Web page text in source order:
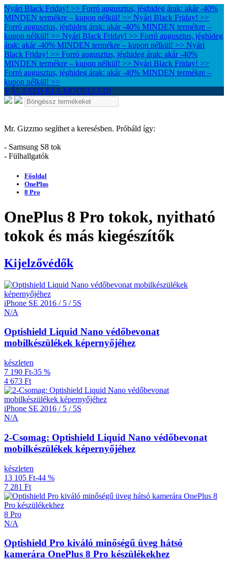
Nyári Black Friday! >> Forró augusztus, jéghideg árak: akár -40%
MINDEN termékre – kupon nélkül! >> Nyári Black Friday! >>
Forró augusztus, jéghideg árak: akár -40% MINDEN termékre –
kupon nélkül! >> Nyári Black Friday! >> Forró augusztus, jéghideg
árak: akár -40% MINDEN termékre – kupon nélkül! >> Nyári
Black Friday! >> Forró augusztus, jéghideg árak: akár -40%
MINDEN termékre – kupon nélkül! >> Nyári Black Friday! >>
Forró augusztus, jéghideg árak: akár -40% MINDEN termékre –
kupon nélkül! >>
VÁLASZD KI A MODELLED!
Mr. Gizzmo segíthet a keresésben. Próbáld így:
- Samsung S8 tok
- Fülhallgatók
Főoldal
OnePlus
8 Pro
OnePlus 8 Pro tokok, nyitható
tokok és más kiegészítők
Kijelzővédők
iPhone SE 2016 / 5 / 5S
N/A
Optishield Liquid Nano védőbevonat
mobilkészülékek képernyőjéhez
készleten
7 190 Ft-35 %
4 673 Ft
iPhone SE 2016 / 5 / 5S
N/A
2-Csomag: Optishield Liquid Nano védőbevonat
mobilkészülékek képernyőjéhez
készleten
13 105 Ft-44 %
7 281 Ft
8 Pro
N/A
Optishield Pro kiváló minőségű üveg hátsó
kamerára OnePlus 8 Pro készülékekhez